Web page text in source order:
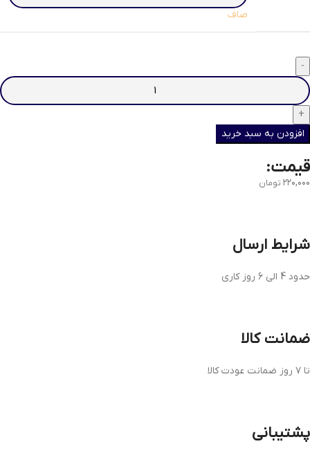
صاف
افزودن به سبد خرید
قیمت:
۲۲۰,۰۰۰ تومان
شرایط ارسال
حدود 4 الی 6 روز کاری
ضمانت کالا
تا ۷ روز ضمانت عودت کالا
پشتیبانی